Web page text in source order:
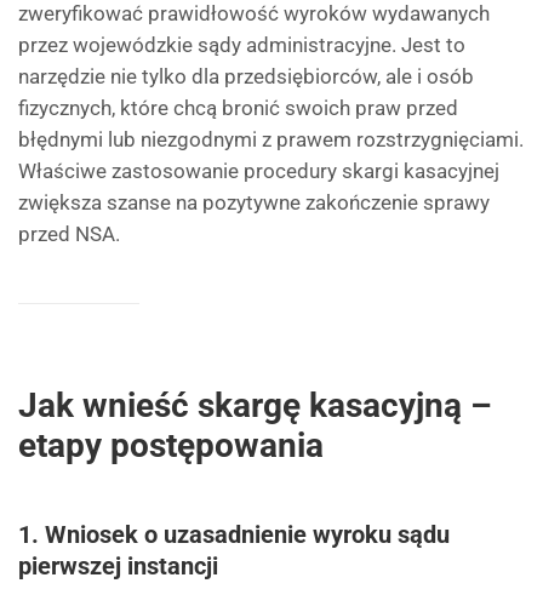
zweryfikować prawidłowość wyroków wydawanych
przez wojewódzkie sądy administracyjne. Jest to
narzędzie nie tylko dla przedsiębiorców, ale i osób
fizycznych, które chcą bronić swoich praw przed
błędnymi lub niezgodnymi z prawem rozstrzygnięciami.
Właściwe zastosowanie procedury skargi kasacyjnej
zwiększa szanse na pozytywne zakończenie sprawy
przed NSA.
Jak wnieść skargę kasacyjną –
etapy postępowania
1. Wniosek o uzasadnienie wyroku sądu
pierwszej instancji